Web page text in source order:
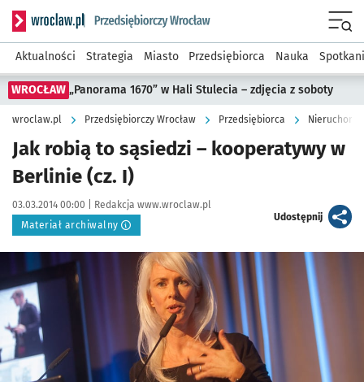
Serwis informacyjny wroclaw.pl podserwis: Strategia
Aktualności Strategia Miasto Przedsiębiorca Nauka
WROCŁAW „Panorama 1670” w Hali Stulecia – zdjęcia z soboty
wroclaw.pl Przedsiębiorczy Wrocław Przedsiębiorca
Jak robią to sąsiedzi – kooperatywy w
Berlinie (cz. I)
Data publikacji:
03.03.2014 00:00 | Autor:
Redakcja www.wroclaw.pl
Materiał archiwalny
Udostępnijartykuł
Kliknij, aby powiększyć